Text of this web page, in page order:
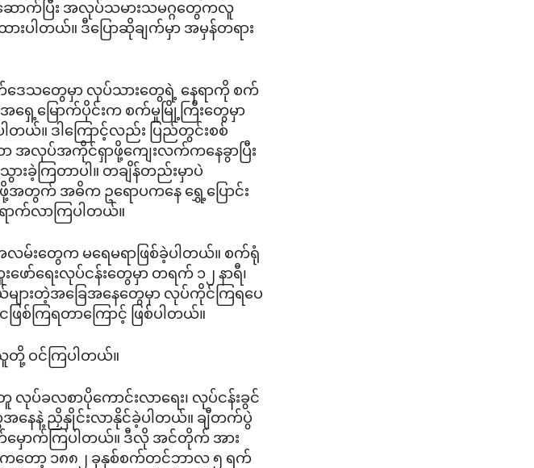
ာက်ပြီး အလုပ်သမားသမဂ္ဂတွေကလူ
ါတယ်။ ဒီပြောဆိုချက်မှာ အမှန်တရား
လက်ဒေသတွေမှာ လုပ်သားတွေရဲ့ နေရာကို စက်
ရှေ့မြောက်ပိုင်းက စက်မှုမြို့ကြီးတွေမှာ
တယ်။ ဒါကြောင့်လည်း ပြည်တွင်းစစ်
ာ အလုပ်အကိုင်ရှာဖို့ကျေးလက်ကနေခွာပြီး
းခဲ့ကြတာပါ။ တချိန်တည်းမှာပဲ
က် အဓိက ဥရောပကနေ ရွှေ့ပြောင်း
က်လာကြပါတယ်။
မ်းတွေက မရေမရာဖြစ်ခဲ့ပါတယ်။ စက်ရုံ
ရေးလုပ်ငန်းတွေမှာ တရက် ၁၂ နာရီ၊
များတဲ့အခြေအနေတွေမှာ လုပ်ကိုင်ကြရပေ
စ်ကြရတာကြောင့် ဖြစ်ပါတယ်။
တို့ ဝင်ကြပါတယ်။
ခလစာပိုကောင်းလာရေး၊ လုပ်ငန်းခွင်
ေနဲ့ ညှိနှိုင်းလာနိုင်ခဲ့ပါတယ်။ ချီတက်ပွဲ
ောက်ကြပါတယ်။ ဒီလို အင်တိုက် အား
တော့ ၁၈၈၂ ခုနှစ်စက်တင်ဘာလ ၅ ရက်